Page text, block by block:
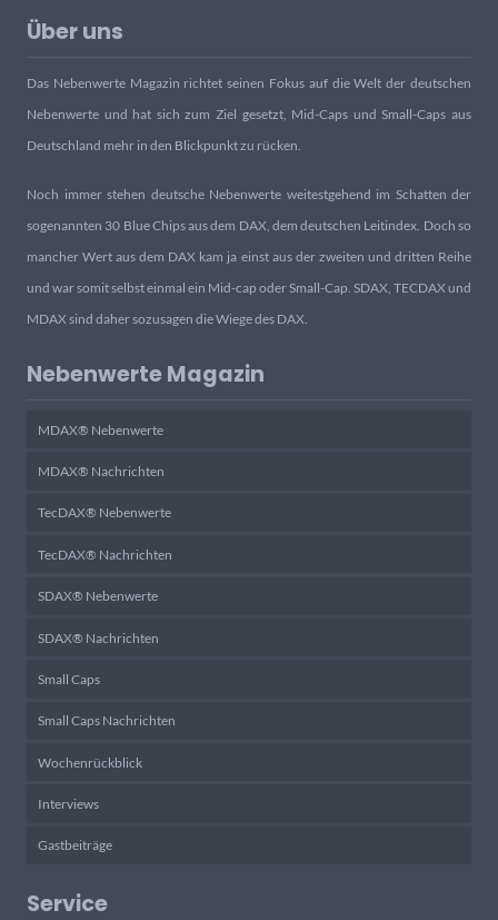
Über uns
Das Nebenwerte Magazin richtet seinen Fokus auf die Welt der deutschen
Nebenwerte und hat sich zum Ziel gesetzt, Mid-Caps und Small-Caps aus
Deutschland mehr in den Blickpunkt zu rücken.
Noch immer stehen deutsche Nebenwerte weitestgehend im Schatten der
sogenannten 30 Blue Chips aus dem DAX, dem deutschen Leitindex. Doch so
mancher Wert aus dem DAX kam ja einst aus der zweiten und dritten Reihe
und war somit selbst einmal ein Mid-cap oder Small-Cap. SDAX, TECDAX und
MDAX sind daher sozusagen die Wiege des DAX.
Nebenwerte Magazin
MDAX® Nebenwerte
MDAX® Nachrichten
TecDAX® Nebenwerte
TecDAX® Nachrichten
SDAX® Nebenwerte
SDAX® Nachrichten
Small Caps
Small Caps Nachrichten
Wochenrückblick
Interviews
Gastbeiträge
Service